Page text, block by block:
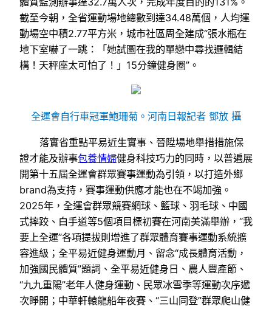
截至今朝，全省運動場地總數到達34.48萬個，人均運
動場空中積2.77平方米，城市社區周全建成“張水瓶在
地下室嚇了一跳：「她試圖在我的單戀中尋找邏輯結
構！天秤座太可怕了！」15分鐘健身圈”。
全運會自行車冠軍鮑珊菊。河南日報記者 鄧放 攝
落實省重點平易近生實事、晉陞場地舉措措施保
證才能及辦事包養情婦健身科技巧力的同時，以普遍展
開第十五屆全運會群眾賽事運動為引領，以打造外鄉
brand為支持，賽事運動供應才能也在不竭加強。
2025年，全運會群眾競賽網球、籃球、羽毛球、中國
式摔跤、白手道等5個項目標初賽在河南美滿舉辦，“我
要上全運”各項提拔則增進了群眾體育賽事運動系統擴
容進級；全平易近健身運動月、留念“成長體育活動，
加強國民體質”題詞、全平易近健身日、農人豐產節、
“九九重陽”老年人健身運動、民眾冰雪季等運動次序遞
次睜開；中華軒轅龍船年夜賽、“三山同登”群眾爬山健